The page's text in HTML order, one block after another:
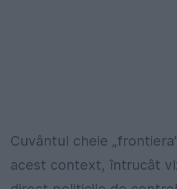
Cuvântul cheie
acest context, întrucât